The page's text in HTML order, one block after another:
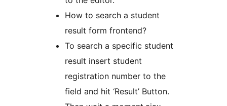
How to search a student
result form frontend?
To search a specific student
result insert student
registration number to the
field and hit ‘Result’ Button.